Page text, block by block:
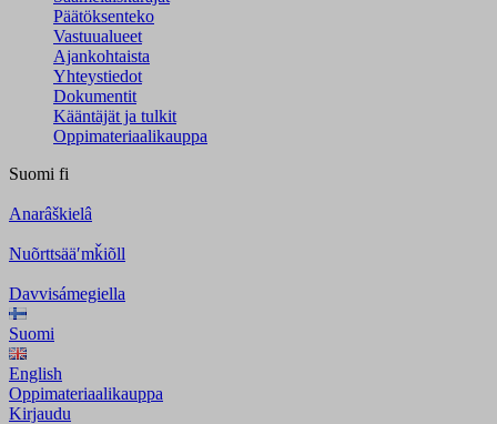
Päätöksenteko
Vastuualueet
Ajankohtaista
Yhteystiedot
Dokumentit
Kääntäjät ja tulkit
Oppimateriaalikauppa
Suomi fi
Anarâškielâ
Nuõrttsääʹmǩiõll
Davvisámegiella
Suomi
English
Oppimateriaalikauppa
Kirjaudu